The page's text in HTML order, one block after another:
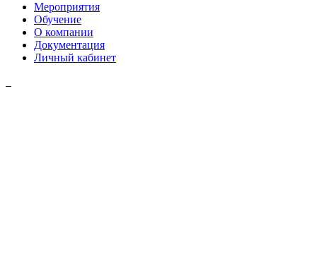
Мероприятия
Обучение
О компании
Документация
Личный кабинет